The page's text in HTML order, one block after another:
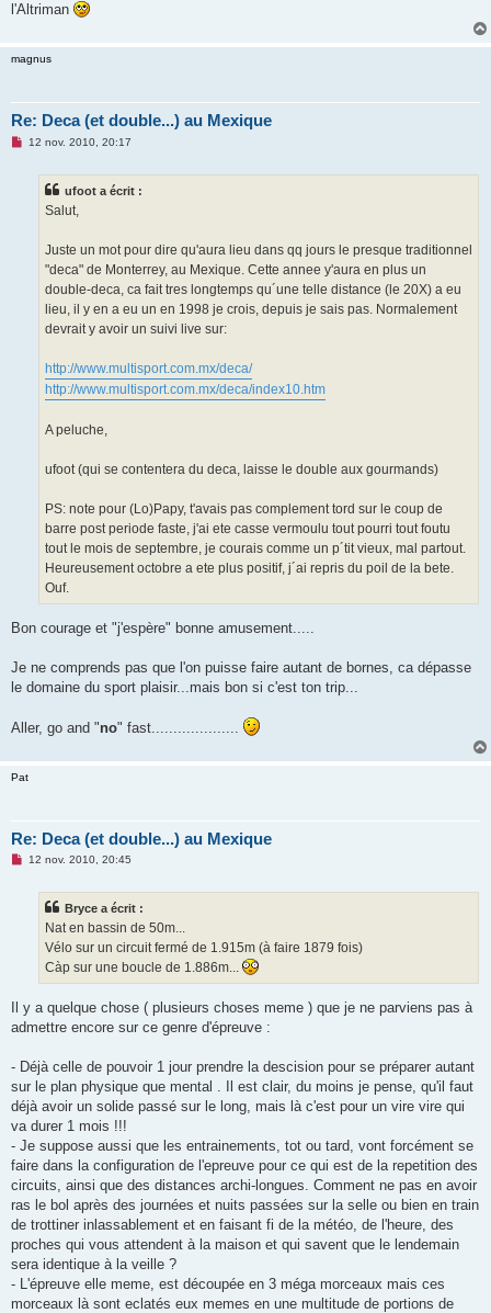
n
u
l'Altriman
magnus
Re: Deca (et double...) au Mexique
M12 nov. 2010, 20:17
ufoot a écrit :
Salut,
Juste un mot pour dire qu'aura lieu dans qq jours le presque traditionnel
"deca" de Monterrey, au Mexique. Cette annee y'aura en plus un
double-deca, ca fait tres longtemps qu´une telle distance (le 20X) a eu
lieu, il y en a eu un en 1998 je crois, depuis je sais pas. Normalement
devrait y avoir un suivi live sur:
http://www.multisport.com.mx/deca/
http://www.multisport.com.mx/deca/index10.htm
A peluche,
ufoot (qui se contentera du deca, laisse le double aux gourmands)
PS: note pour (Lo)Papy, t'avais pas complement tord sur le coup de
barre post periode faste, j'ai ete casse vermoulu tout pourri tout foutu
tout le mois de septembre, je courais comme un p´tit vieux, mal partout.
Heureusement octobre a ete plus positif, j´ai repris du poil de la bete.
Ouf.
Bon courage et "j'espère" bonne amusement.....
Je ne comprends pas que l'on puisse faire autant de bornes, ca dépasse
le domaine du sport plaisir...mais bon si c'est ton trip...
Aller, go and "no" fast....................
Pat
Re: Deca (et double...) au Mexique
M
u
12 nov. 2010, 20:45
Bryce a écrit :
Nat en bassin de 50m...
Vélo sur un circuit fermé de 1.915m (à faire 1879 fois)
Càp sur une boucle de 1.886m...
Il y a quelque chose ( plusieurs choses meme ) que je ne parviens pas à
admettre encore sur ce genre d'épreuve :
- Déjà celle de pouvoir 1 jour prendre la descision pour se préparer autant
sur le plan physique que mental . Il est clair, du moins je pense, qu'il faut
déjà avoir un solide passé sur le long, mais là c'est pour un vire vire qui
va durer 1 mois !!!
- Je suppose aussi que les entrainements, tot ou tard, vont forcément se
faire dans la configuration de l'epreuve pour ce qui est de la repetition des
circuits, ainsi que des distances archi-longues. Comment ne pas en avoir
ras le bol après des journées et nuits passées sur la selle ou bien en train
de trottiner inlassablement et en faisant fi de la météo, de l'heure, des
proches qui vous attendent à la maison et qui savent que le lendemain
sera identique à la veille ?
- L'épreuve elle meme, est découpée en 3 méga morceaux mais ces
morceaux là sont eclatés eux memes en une multitude de portions de